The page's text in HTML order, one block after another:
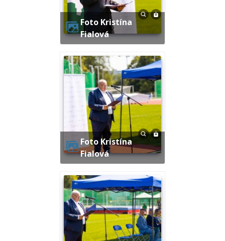
Foto Kristína
Fialová
Foto Kristína
Fialová